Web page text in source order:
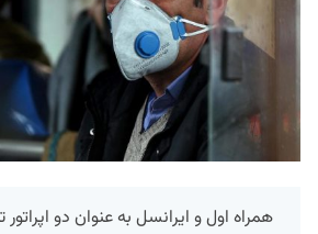
همراه اول و ایرانسل به عنوان دو